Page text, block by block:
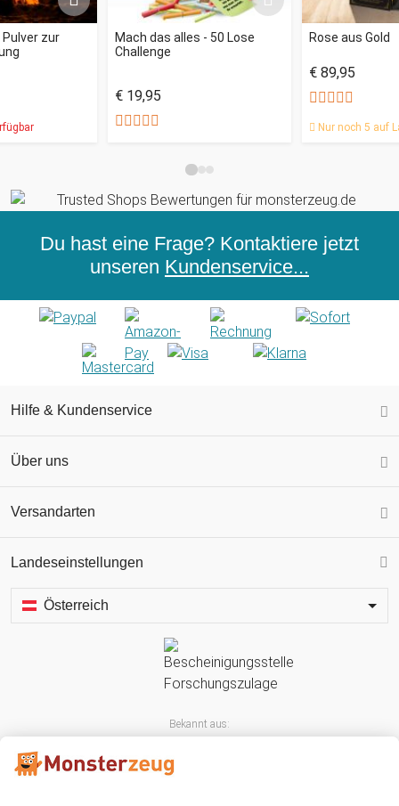
zur
Mach das alles - 50 Lose
Challenge
€ 19,95
Rose aus Gold
€ 89,95
Nur noch 5 auf
Du hast eine Frage? Kontaktiere jetzt
unseren Kundenservice...
Hilfe & Kundenservice
Über uns
Versandarten
Landeseinstellungen
Österreich
Bekannt aus: